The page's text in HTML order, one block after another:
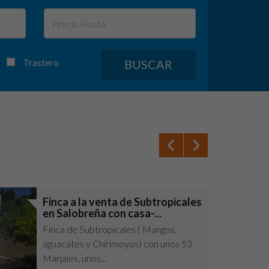
Trastero BUSCAR
Finca a la venta de Subtropicales
en Salobreña con casa-...
Finca de Subtropicales ( Mangos,
aguacates y Chirimoyos) con unos 53
Marjales, unos...